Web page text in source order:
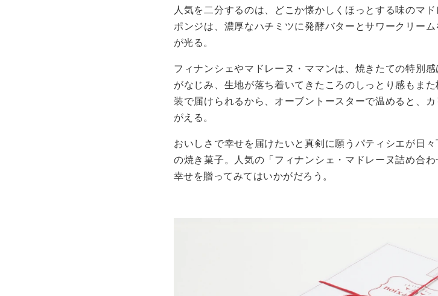
人気を二分するのは、どこか懐かしくほっとする味のマ
ポンジは、濃厚なハチミツに発酵バターとサワークリー
が光る。
フィナンシェやマドレーヌ・ママンは、焼きたての特別
がなじみ、生地が落ち着いてきたころのしっとり感もま
装で届けられるから、オーブントースターで温めると、
がえる。
おいしさで幸せを届けたいと真剣に願うパティシエが日
の焼き菓子。人気の「フィナンシェ・マドレーヌ詰め合
幸せを贈ってみてはいかがだろう。